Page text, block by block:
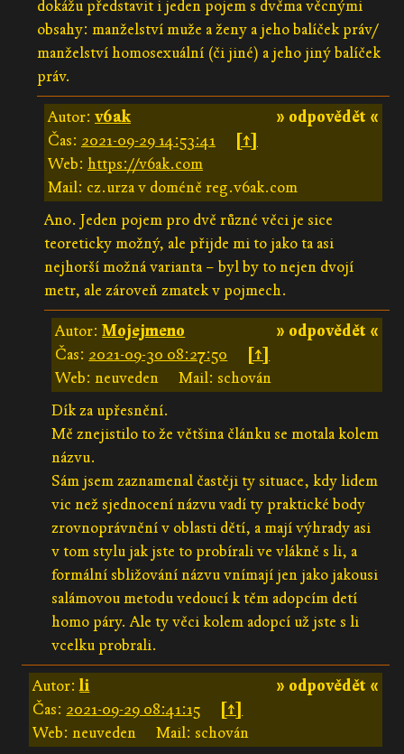
dokážu představit i jeden pojem s dvěma věcnými
obsahy: manželství muže a ženy a jeho balíček práv/
manželství homosexuální (či jiné) a jeho jiný balíček
práv.
» odpovědět «
Autor: v6ak
Čas: 2021-09-29 14:53:41
[↑]
Web: https://v6ak.com
Mail: cz.urza v doméně reg.v6ak.com
Ano. Jeden pojem pro dvě různé věci je sice
teoreticky možný, ale přijde mi to jako ta asi
nejhorší možná varianta – byl by to nejen dvojí
metr, ale zároveň zmatek v pojmech.
» odpovědět «
Autor:Mojejmeno
Čas: 2021-09-30 08:27:50
[↑]
Web: neuveden
Mail: schován
Dík za upřesnění.
Mě znejistilo to že většina článku se motala kolem
názvu.
Sám jsem zaznamenal častěji ty situace, kdy lidem
vic než sjednocení názvu vadí ty praktické body
zrovnoprávnění v oblasti dětí, a mají výhrady asi
v tom stylu jak jste to probírali ve vlákně s li, a
formální sbližování názvu vnímají jen jako jakousi
salámovou metodu vedoucí k těm adopcím detí
homo páry. Ale ty věci kolem adopcí už jste s li
vcelku probrali.
» odpovědět «
Autor:li
Čas: 2021-09-29 08:41:15
[↑]
Web: neuveden
Mail: schován